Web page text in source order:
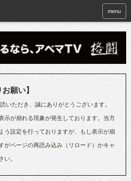
menu
願い】
いただき、誠にありがとうございます。
示が崩れる現象が発生しております。当方
う設定を行っておりますが、もし表示が崩
がページの再読み込み（リロード）かキャ
い。